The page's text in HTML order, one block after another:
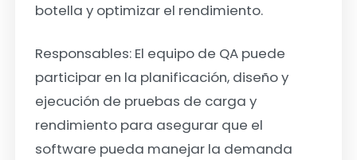
botella y optimizar el rendimiento.
Responsables: El equipo de QA puede
participar en la planificación, diseño y
ejecución de pruebas de carga y
rendimiento para asegurar que el
software pueda manejar la demanda